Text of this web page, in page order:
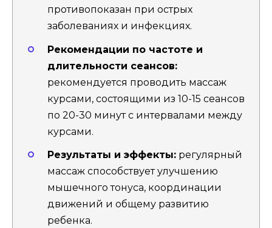
противопоказан при острых
заболеваниях и инфекциях.
Рекомендации по частоте и
длительности сеансов:
рекомендуется проводить массаж
курсами, состоящими из 10-15 сеансов
по 20-30 минут с интервалами между
курсами.
Результаты и эффекты: регулярный
массаж способствует улучшению
мышечного тонуса, координации
движений и общему развитию
ребенка.